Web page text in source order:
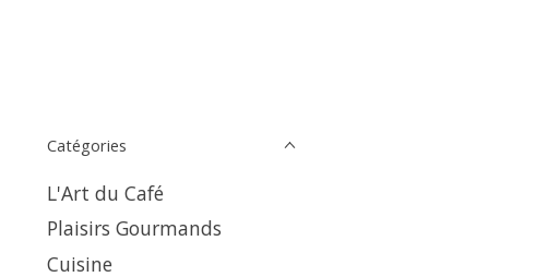
Catégories
L'Art du Café
Plaisirs Gourmands
Cuisine